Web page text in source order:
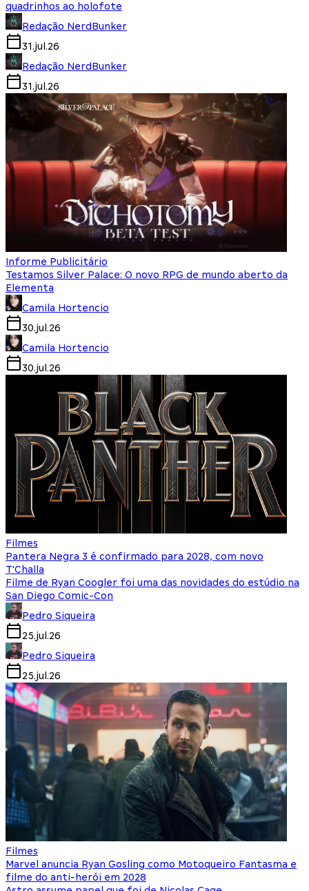
quadrinhos ao holofote
Redação NerdBunker
31.jul.26
Redação NerdBunker
31.jul.26
Informe Publicitário
Testamos Silver Palace: O novo RPG de mundo aberto da
Elementa
Camila Hortencio
30.jul.26
Camila Hortencio
30.jul.26
Filmes
Pantera Negra 3 é confirmado para 2028, com novo
T'Challa
Filme de Ryan Coogler foi uma das novidades do estúdio na
San Diego Comic-Con
Pedro Siqueira
25.jul.26
Pedro Siqueira
25.jul.26
Filmes
Marvel anuncia Ryan Gosling como Motoqueiro Fantasma e
filme do anti-herói em 2028